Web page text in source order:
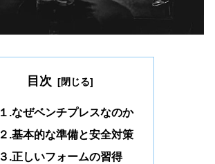
目次
１.なぜベンチプレスなのか
２.基本的な準備と安全対策
３.正しいフォームの習得